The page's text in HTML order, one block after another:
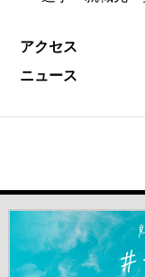
アクセス
ニュース
＃だから都立高（